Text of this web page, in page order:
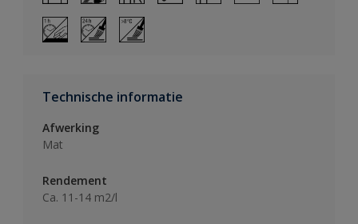
Technische informatie
Afwerking
Mat
Rendement
Ca. 11-14 m2/l